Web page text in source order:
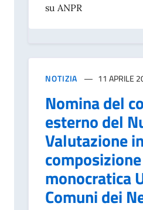
su ANPR
NOTIZIA 11 APRILE
Nomina del
esterno del
Valutazione in
composizione
monocratica
Comuni dei